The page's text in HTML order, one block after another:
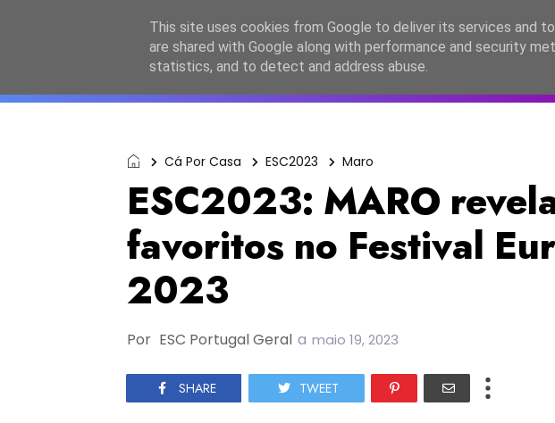
ESC2027 JESC2026 FC2026 EASC2026
Cá Por Casa ESC2023 Maro
ESC2023: MARO
favoritos no Festival
2023
Por ESC Portugal Geral a maio 19, 2023
SHARE TWEET
This site uses cookies from Google to deliver its services and
are shared with Google along with performance and security
statistics, and to detect and address abuse.